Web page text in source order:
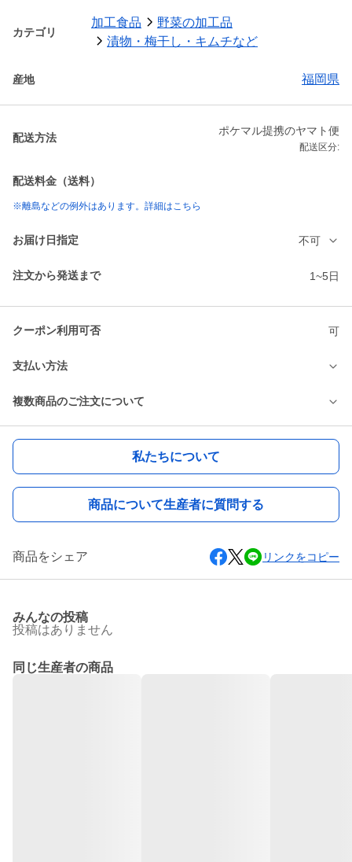
カテゴリ
加工食品
野菜の加工品
漬物・梅干し・キムチなど
産地 福岡県
配送方法
ポケマル提携のヤマト便
配送区分:
配送料金（送料）
※離島などの例外はあります。詳細はこちら
お届け日指定 不可
注文から発送まで 1~5日
クーポン利用可否 可
支払い方法
複数商品のご注文について
私たちについて
商品について生産者に質問する
商品をシェア リンクをコピー
みんなの投稿
投稿はありません
同じ生産者の商品